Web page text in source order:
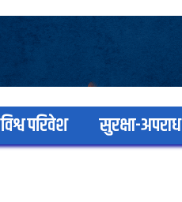
विश्व परिवेश सुरक्षा-अपराध